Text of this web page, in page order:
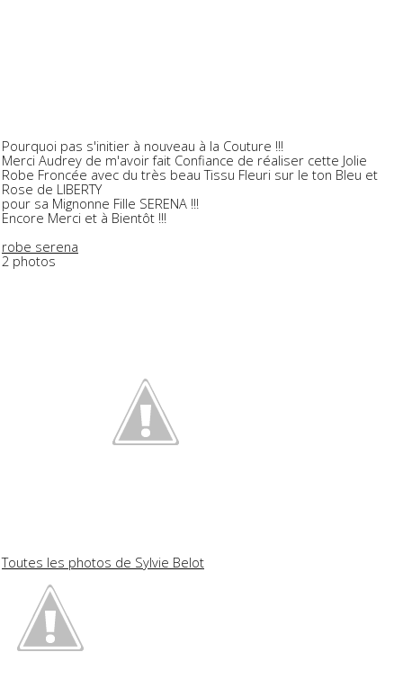
Pourquoi pas s'initier à nouveau à la Couture !!!
Merci Audrey de m'avoir fait Confiance de réaliser cette Jolie
Robe Froncée avec du très beau Tissu Fleuri sur le ton Bleu et
Rose de LIBERTY
pour sa Mignonne Fille SERENA !!!
Encore Merci et à Bientôt !!!
robe serena
2 photos
Toutes les photos de Sylvie Belot